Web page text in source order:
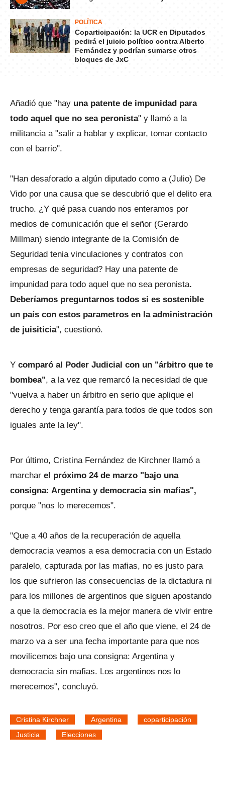
POLÍTICA
Coparticipación: la UCR en Diputados
pedirá el juicio político contra Alberto
Fernández y podrían sumarse otros
bloques de JxC
Añadió que "hay una patente de impunidad para
todo aquel que no sea peronista" y llamó a la
militancia a "salir a hablar y explicar, tomar contacto
con el barrio".
"Han desaforado a algún diputado como a (Julio) De
Vido por una causa que se descubrió que el delito era
trucho. ¿Y qué pasa cuando nos enteramos por
medios de comunicación que el señor (Gerardo
Millman) siendo integrante de la Comisión de
Seguridad tenia vinculaciones y contratos con
empresas de seguridad? Hay una patente de
impunidad para todo aquel que no sea peronista.
Deberíamos preguntarnos todos si es sostenible
un país con estos parametros en la administración
de juisiticia", cuestionó.
Y comparó al Poder Judicial con un "árbitro que te
bombea", a la vez que remarcó la necesidad de que
"vuelva a haber un árbitro en serio que aplique el
derecho y tenga garantía para todos de que todos son
iguales ante la ley".
Por último, Cristina Fernández de Kirchner llamó a
marchar el próximo 24 de marzo "bajo una
consigna: Argentina y democracia sin mafias",
porque "nos lo merecemos".
"Que a 40 años de la recuperación de aquella
democracia veamos a esa democracia con un Estado
paralelo, capturada por las mafias, no es justo para
los que sufrieron las consecuencias de la dictadura ni
para los millones de argentinos que siguen apostando
a que la democracia es la mejor manera de vivir entre
nosotros. Por eso creo que el año que viene, el 24 de
marzo va a ser una fecha importante para que nos
movilicemos bajo una consigna: Argentina y
democracia sin mafias. Los argentinos nos lo
merecemos", concluyó.
Cristina Kirchner Argentina
coparticipación
Justicia
Elecciones